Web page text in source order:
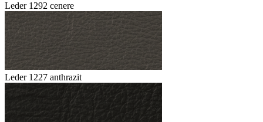
Leder 1292 cenere
Leder 1227 anthrazit